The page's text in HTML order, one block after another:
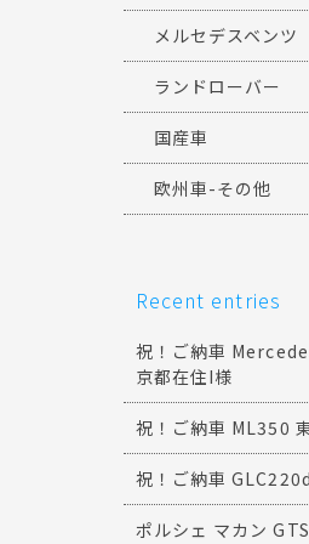
メルセデスベンツ
ランドローバー
国産車
欧州車-その他
Recent entries
祝！ご納車
京都在住I様
祝！ご納車 ML350
祝！ご納車
ポルシェ マカン